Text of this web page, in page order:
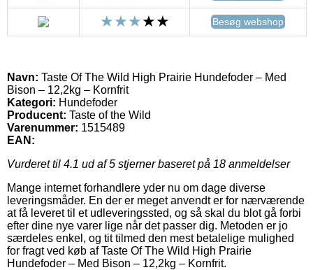
Besøg webshop
Navn: Taste Of The Wild High Prairie Hundefoder – Med
Bison – 12,2kg – Kornfrit
Kategori: Hundefoder
Producent: Taste of the Wild
Varenummer: 1515489
EAN:
Vurderet til 4.1 ud af 5 stjerner baseret på 18 anmeldelser
Mange internet forhandlere yder nu om dage diverse
leveringsmåder. En der er meget anvendt er for nærværende
at få leveret til et udleveringssted, og så skal du blot gå forbi
efter dine nye varer lige når det passer dig. Metoden er jo
særdeles enkel, og tit tilmed den mest betalelige mulighed
for fragt ved køb af Taste Of The Wild High Prairie
Hundefoder – Med Bison – 12,2kg – Kornfrit.